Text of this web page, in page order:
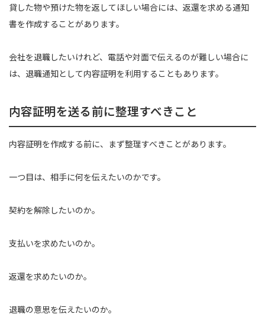
貸した物や預けた物を返してほしい場合には、返還を求める通知
書を作成することがあります。
会社を退職したいけれど、電話や対面で伝えるのが難しい場合に
は、退職通知として内容証明を利用することもあります。
内容証明を送る前に整理すべきこと
内容証明を作成する前に、まず整理すべきことがあります。
一つ目は、相手に何を伝えたいのかです。
契約を解除したいのか。
支払いを求めたいのか。
返還を求めたいのか。
退職の意思を伝えたいのか。